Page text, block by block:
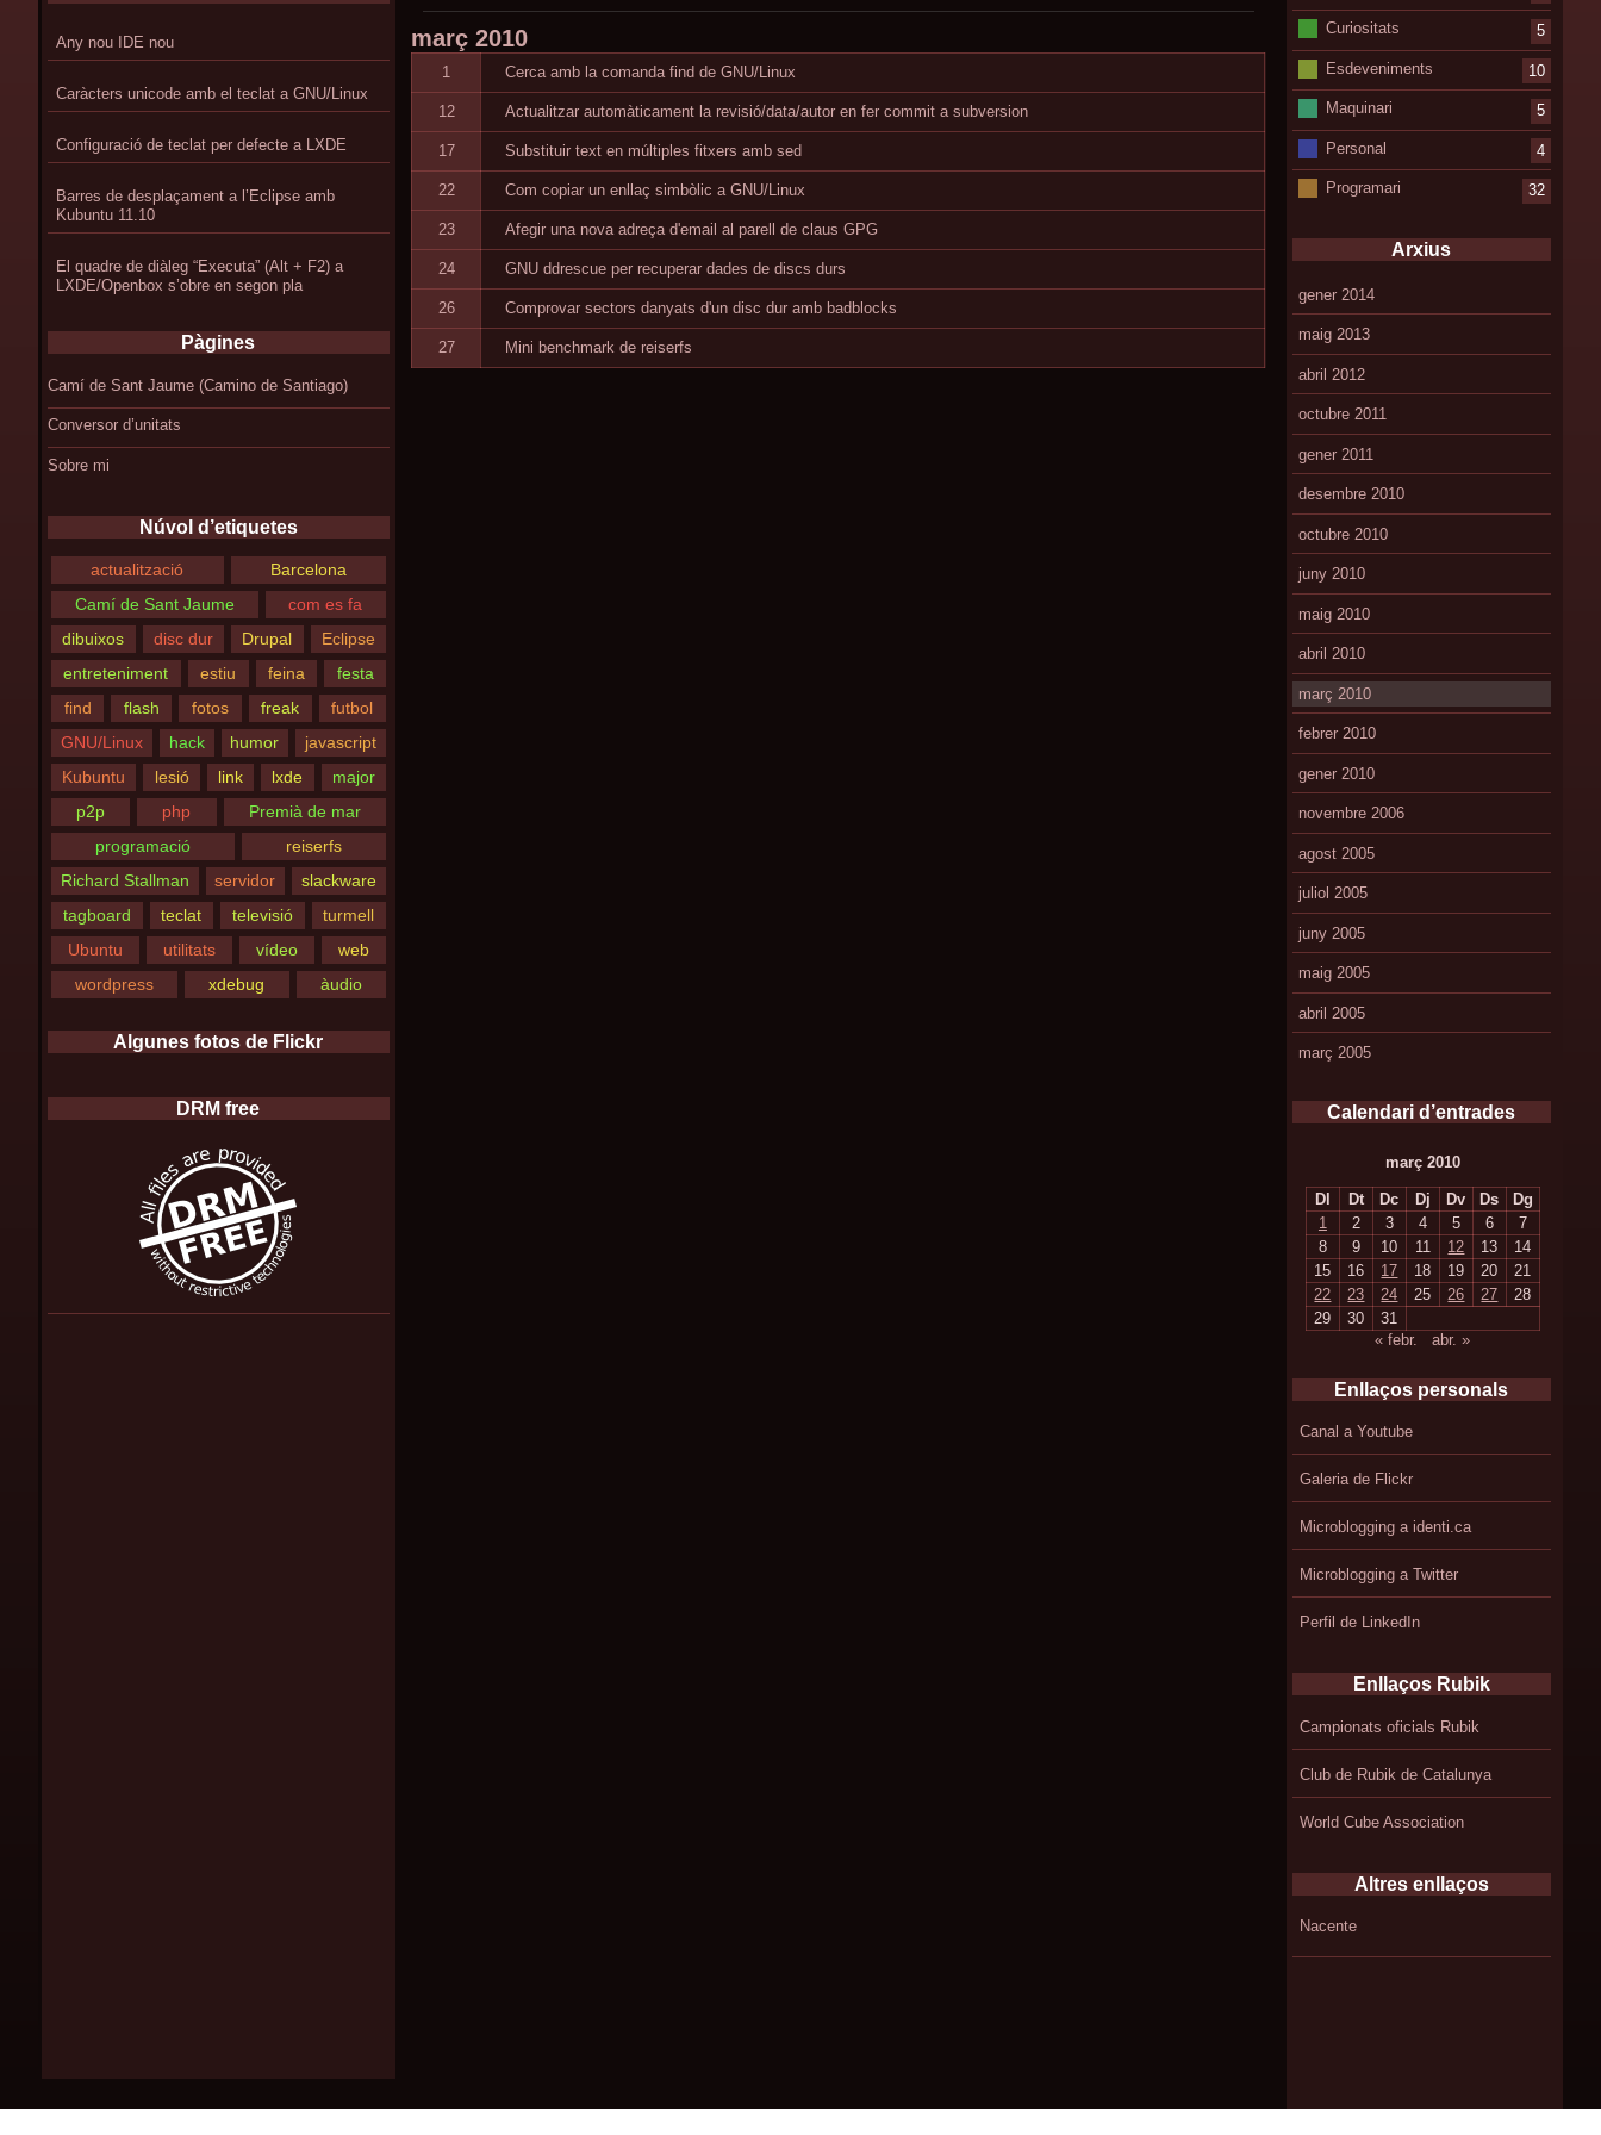
març 2010
1 Cerca amb la comanda find de GNU/Linux
12 Actualitzar automàticament la revisió/data/autor en fer commit a subversion
17 Substituir text en múltiples fitxers amb sed
22 Com copiar un enllaç simbòlic a GNU/Linux
23 Afegir una nova adreça d'email al parell de claus GPG
24 GNU ddrescue per recuperar dades de discs durs
26 Comprovar sectors danyats d'un disc dur amb badblocks
27 Mini benchmark de reiserfs
Curiositats 5
Esdeveniments 10
Maquinari 5
Personal 4
Programari 32
Arxius
gener 2014
maig 2013
abril 2012
octubre 2011
gener 2011
desembre 2010
octubre 2010
juny 2010
maig 2010
abril 2010
març 2010
febrer 2010
gener 2010
novembre 2006
agost 2005
juliol 2005
juny 2005
maig 2005
abril 2005
març 2005
Calendari d’entrades
març 2010
Dl Dt Dc Dj Dv Ds
Dg
1
2 3 4 5 6
7
8
9 10 11 12 13
14
15
16 17 18 19 20
21
22
23 24 25 26 27
28
29
30
31
« febr.
abr. »
Enllaços personals
Canal a Youtube
Galeria de Flickr
Microblogging a identi.ca
Microblogging a Twitter
Perfil de LinkedIn
Enllaços Rubik
Campionats oficials Rubik
Club de Rubik de Catalunya
World Cube Association
Altres enllaços
Nacente
Any nou IDE nou
Caràcters unicode amb el teclat a GNU/Linux
Configuració de teclat per defecte a LXDE
Barres de desplaçament a l’Eclipse amb
Kubuntu 11.10
El quadre de diàleg “Executa” (Alt + F2) a
LXDE/Openbox s’obre en segon pla
Pàgines
Camí de Sant Jaume (Camino de Santiago)
Conversor d’unitats
Sobre mi
Núvol d’etiquetes
actualització
Barcelona
Camí de Sant Jaume
com es fa
dibuixos
disc dur Drupal
Eclipse
entreteniment
estiu feina
festa
find
flash fotos freak
futbol
GNU/Linux
hack humor
javascript
Kubuntu
lesió link lxde
major
p2p
php
Premià de mar
programació
reiserfs
Richard Stallman
servidor
slackware
tagboard
teclat televisió
turmell
Ubuntu
utilitats vídeo
web
wordpress
xdebug àudio
Algunes fotos de Flickr
DRM free